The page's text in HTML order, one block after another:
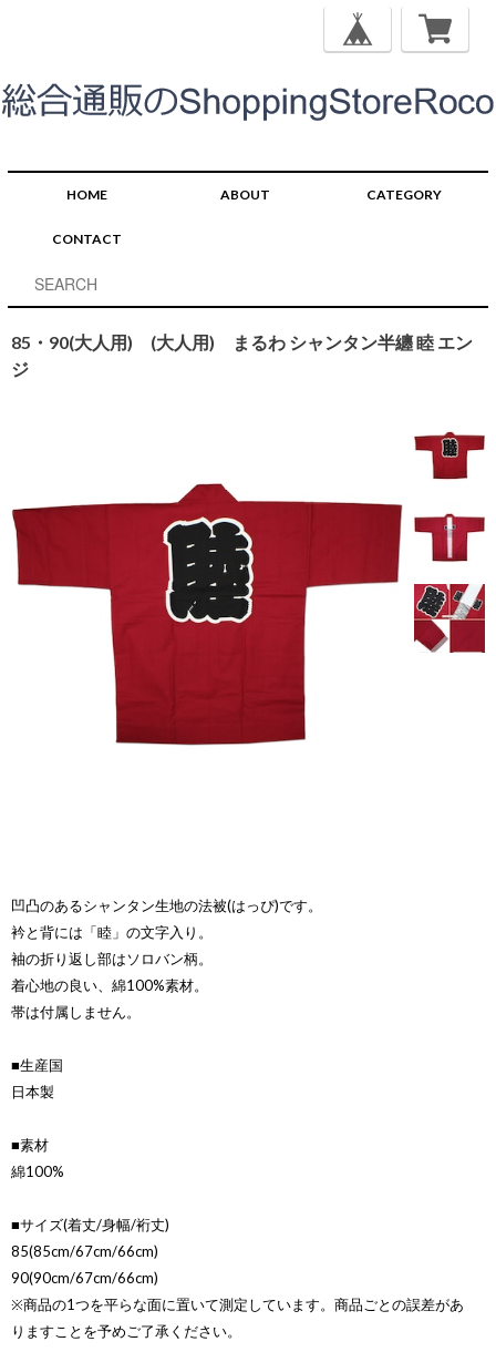
HOME ABOUT CATEGORY
CONTACT
85・90(大人用) (大人用) まるわ シャンタン半纏 睦 エン
ジ
凹凸のあるシャンタン生地の法被(はっぴ)です。
衿と背には「睦」の文字入り。
袖の折り返し部はソロバン柄。
着心地の良い、綿100%素材。
帯は付属しません。
■生産国
日本製
■素材
綿100%
■サイズ(着丈/身幅/裄丈)
85(85cm/67cm/66cm)
90(90cm/67cm/66cm)
※商品の1つを平らな面に置いて測定しています。商品ごとの誤差があ
りますことを予めご了承ください。